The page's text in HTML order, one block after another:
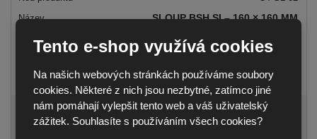
Tento e-shop využívá cookies
Na našich webových stránkách používáme soubory
cookies. Některé z nich jsou nezbytné, zatímco jiné
nám pomáhají vylepšit tento web a váš uživatelský
zážitek. Souhlasíte s používáním všech cookies?
SLOUP BSH SI – 160 × 160 MM
od2 013,44 Kč